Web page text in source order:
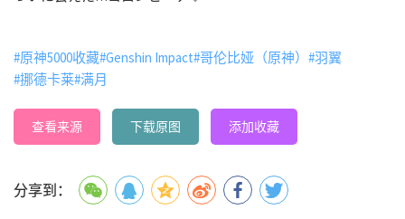
#原神5000收藏#Genshin Impact#哥伦比娅（原神） #羽翼
#挪德卡莱#满月
查看来源 下载原图 添加收藏
分享到：